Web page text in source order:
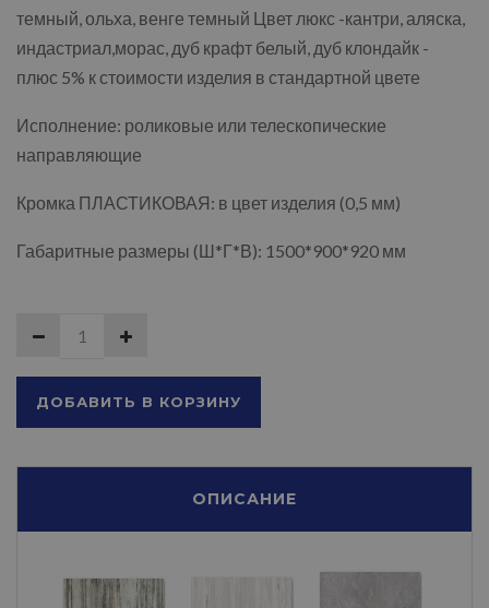
темный, ольха, венге темный Цвет люкс -кантри, аляска,
индастриал,морас, дуб крафт белый, дуб клондайк -
плюс 5% к стоимости изделия в стандартной цвете
Исполнение: роликовые или телескопические
направляющие
Кромка ПЛАСТИКОВАЯ: в цвет изделия (0,5 мм)
Габаритные размеры (Ш*Г*В): 1500*900*920 мм
ДОБАВИТЬ В КОРЗИНУ
ОПИСАНИЕ